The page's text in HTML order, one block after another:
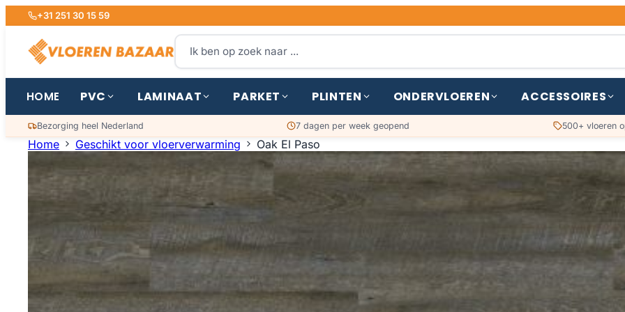
+31 251 30 15 59
HOME PVC LAMINAAT PARKET PLINTEN ONDERVLOEREN ACCESSOIRES
Bezorging heel Nederland 7 dagen per week geopend 500+ vloeren
Home Geschikt voor vloerverwarming Oak El Paso